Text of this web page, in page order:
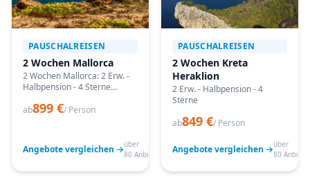
PAUSCHALREISEN
2 Wochen Mallorca
2 Wochen Mallorca: 2 Erw. -
Halbpension - 4 Sterne
passende Termine prüfen
ab899 €/ Person
Angebote vergleichen →über
80 Anbieter
PAUSCHALREISEN
2 Wochen Kreta
Heraklion
2 Erw. - Halbpension - 4
Sterne
ab849 €/ Person
Angebote vergleichen →über
80